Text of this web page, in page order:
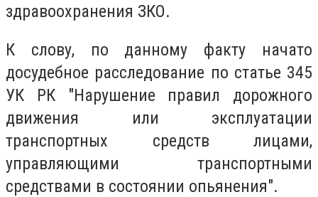
здравоохранения ЗКО.
К слову, по данному факту начато
досудебное расследование по статье 345
УК РК "Нарушение правил дорожного
движения или эксплуатации
транспортных средств лицами,
управляющими транспортными
средствами в состоянии опьянения".